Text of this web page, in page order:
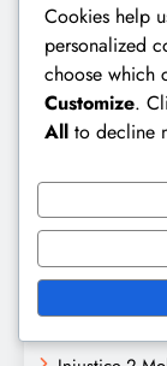
Injustice 2
de login,
Injustice 2
Injustice 2
Eventos
Injustice 2
Conceitos
Cookies help
personalized
choose which
Customize.
All to decline